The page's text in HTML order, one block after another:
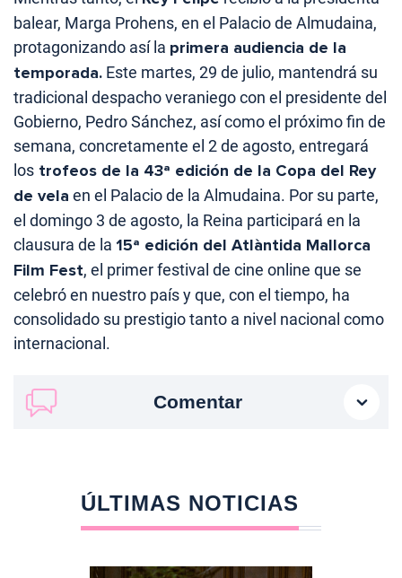
balear, Marga Prohens, en el Palacio de Almudaina,
protagonizando así la primera audiencia de la
temporada. Este martes, 29 de julio, mantendrá su
tradicional despacho veraniego con el presidente del
Gobierno, Pedro Sánchez, así como el próximo fin de
semana, concretamente el 2 de agosto, entregará
los trofeos de la 43ª edición de la Copa del Rey
de vela en el Palacio de la Almudaina. Por su parte,
el domingo 3 de agosto, la Reina participará en la
clausura de la 15ª edición del Atlàntida Mallorca
Film Fest, el primer festival de cine online que se
celebró en nuestro país y que, con el tiempo, ha
consolidado su prestigio tanto a nivel nacional como
internacional.
Comentar
ÚLTIMAS NOTICIAS